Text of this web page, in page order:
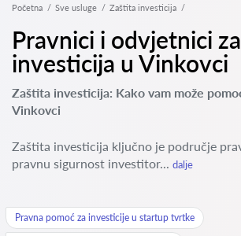
Početna Sve usluge Zaštita investicija
Pravnici i odvjetnici
investicija u Vinkovci
Zaštita investicija: Kako vam može
Vinkovci
Zaštita investicija ključno je područje
pravnu sigurnost investitor... dalje
Pravna pomoć za investicije u startup tvrtke